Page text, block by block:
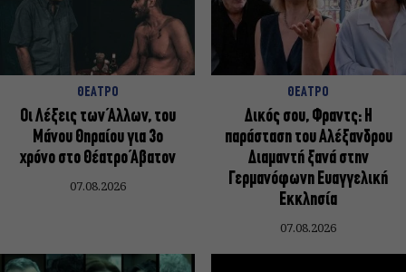
ΘΕΑΤΡΟ
Οι Λέξεις των Άλλων, του
Μάνου Θηραίου για 3ο
χρόνο στο Θέατρο Άβατον
07.08.2026
ΘΕΑΤΡΟ
Δικός σου, Φραντς: Η
παράσταση του Αλέξανδρου
Διαμαντή ξανά στην
Γερμανόφωνη Ευαγγελική
Εκκλησία
07.08.2026